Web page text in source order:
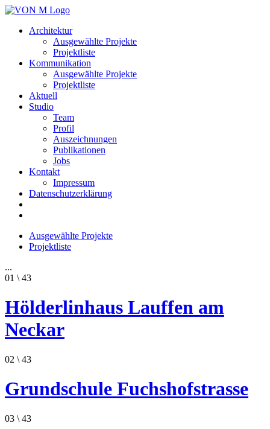
Architektur
Ausgewählte Projekte
Projektliste
Kommunikation
Ausgewählte Projekte
Projektliste
Aktuell
Studio
Team
Profil
Auszeichnungen
Publikationen
Jobs
Kontakt
Impressum
Datenschutzerklärung
Ausgewählte Projekte
Projektliste
...
01 \ 43
Hölderlinhaus Lauffen am
Neckar
02 \ 43
Grundschule Fuchshofstrasse
03 \ 43